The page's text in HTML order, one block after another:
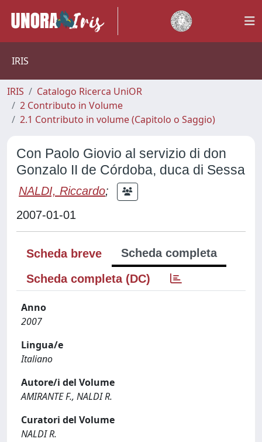
IRIS
IRIS
Catalogo Ricerca UniOR
2 Contributo in Volume
2.1 Contributo in volume (Capitolo o Saggio)
Con Paolo Giovio al servizio di don
Gonzalo II de Córdoba, duca di Sessa
NALDI, Riccardo;
2007-01-01
Scheda breve
Scheda completa
Scheda completa (DC)
Anno
2007
Lingua/e
Italiano
Autore/i del Volume
AMIRANTE F., NALDI R.
Curatori del Volume
NALDI R.